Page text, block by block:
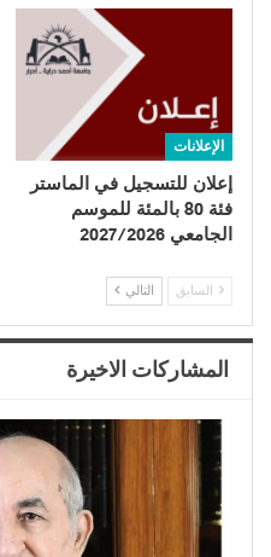
الإعلانات
إعلان للتسجيل في الماستر
فئة 80 بالمئة للموسم
الجامعي 2027/2026
السابق التالي
المشاركات الاخيرة